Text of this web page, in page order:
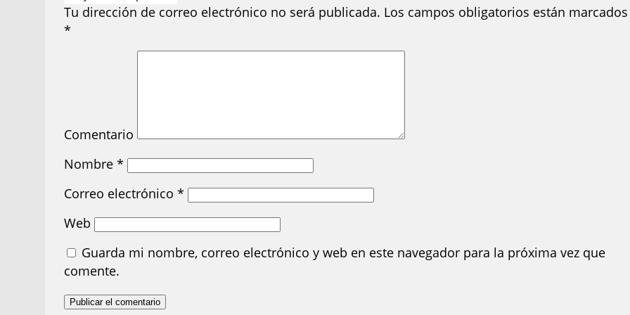
Tu dirección de correo electrónico no será publicada. Los campos obligatorios están
*
Comentario
Nombre*
Correo electrónico*
Web
Guarda mi nombre, correo electrónico y web en este navegador para la próxima vez que
comente.